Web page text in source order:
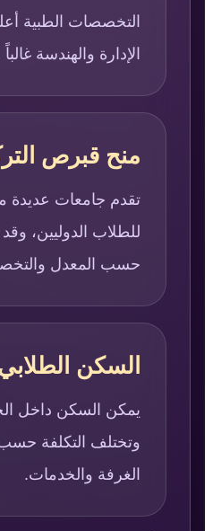
التخصصات الطبية
الإدارة والهندسة
منح قبرص
تقدم جامعات عديدة
للطلاب الدوليين،
حسب المعدل
السكن
يمكن السكن داخل
وتختلف التكلفة حسب
الغرفة والخدمات.